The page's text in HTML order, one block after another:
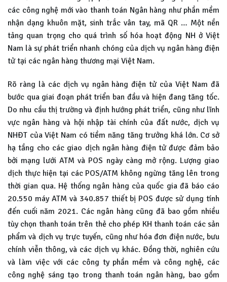
các công nghệ mới vào thanh toán Ngân hàng như phần mềm
nhận dạng khuôn mặt, sinh trắc vân tay, mã QR … Một nền
tảng quan trọng cho quá trình số hóa hoạt động NH ở Việt
Nam là sự phát triển nhanh chóng của dịch vụ ngân hàng điện
tử tại các ngân hàng thương mại Việt Nam.
Rõ ràng là các dịch vụ ngân hàng điện tử của Việt Nam đã
bước qua giai đoạn phát triển ban đầu và hiện đang tăng tốc.
Do nhu cầu thị trường và định hướng phát triển, cũng như lĩnh
vực ngân hàng và hội nhập tài chính của đất nước, dịch vụ
NHĐT của Việt Nam có tiềm năng tăng trưởng khá lớn. Cơ sở
hạ tầng cho các giao dịch ngân hàng điện tử được đảm bảo
bởi mạng lưới ATM và POS ngày càng mở rộng. Lượng giao
dịch thực hiện tại các POS/ATM không ngừng tăng lên trong
thời gian qua. Hệ thống ngân hàng của quốc gia đã báo cáo
20.550 máy ATM và 340.857 thiết bị POS được sử dụng tính
đến cuối năm 2021. Các ngân hàng cũng đã bao gồm nhiều
tùy chọn thanh toán trên thẻ cho phép KH thanh toán các sản
phẩm và dịch vụ trực tuyến, cũng như hóa đơn điện nước, bưu
chính viễn thông, và các dịch vụ khác. Đồng thời, nghiên cứu
và làm việc với các công ty phần mềm và công nghệ, các
công nghệ sáng tạo trong thanh toán ngân hàng, bao gồm